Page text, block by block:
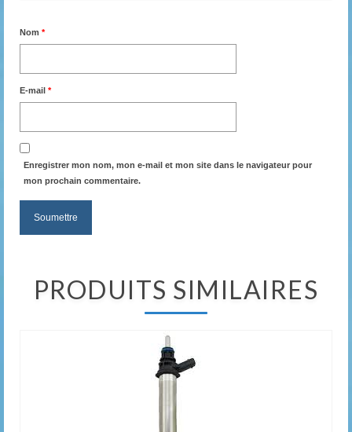
Nom *
E-mail *
Enregistrer mon nom, mon e-mail et mon site dans le navigateur pour
mon prochain commentaire.
PRODUITS SIMILAIRES